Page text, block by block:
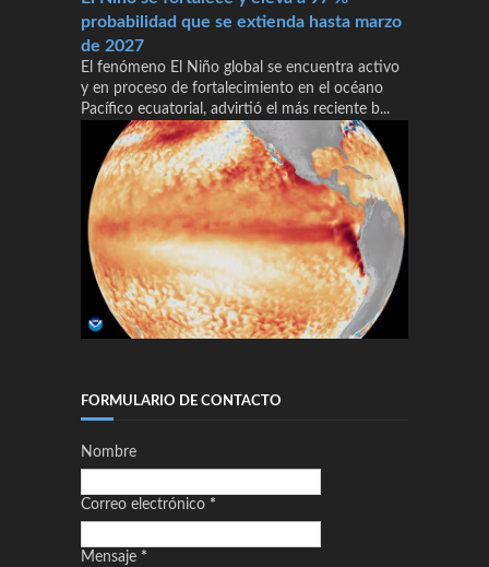
probabilidad que se extienda hasta marzo
de 2027
El fenómeno El Niño global se encuentra activo
y en proceso de fortalecimiento en el océano
Pacífico ecuatorial, advirtió el más reciente b...
FORMULARIO DE CONTACTO
Nombre
Correo electrónico *
Mensaje *